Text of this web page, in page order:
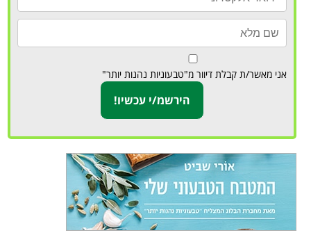
אני מאשר/ת קבלת דיוור מ"טבעוניות נהנות יותר"